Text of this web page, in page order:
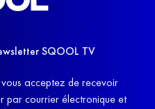
SQOOL TV
acceptez de recevoir
par courrier électronique et